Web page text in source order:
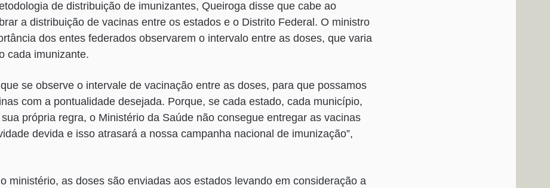
de distribuição de imunizantes, Queiroga disse que cabe ao
a distribuição de vacinas entre os estados e o Distrito Federal. O ministro
dos entes federados observarem o intervalo entre as doses, que varia
cada imunizante.
se observe o intervale de vacinação entre as doses, para que possamos
com a pontualidade desejada. Porque, se cada estado, cada município,
própria regra, o Ministério da Saúde não consegue entregar as vacinas
devida e isso atrasará a nossa campanha nacional de imunização”,
ministério, as doses são enviadas aos estados levando em consideração a